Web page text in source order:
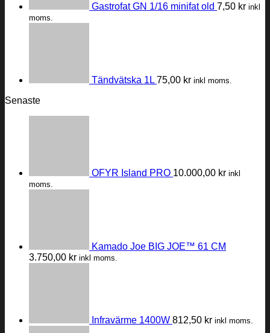
Gastrofat GN 1/16 minifat old 7,50 kr inkl
moms.
Tändvätska 1L 75,00 kr inkl moms.
Senaste
OFYR Island PRO 10.000,00 kr inkl
moms.
Kamado Joe BIG JOE™ 61 CM
3.750,00 kr inkl moms.
Infravärme 1400W 812,50 kr inkl moms.